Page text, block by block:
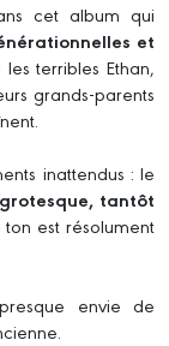
cet album qui
et
les terribles Ethan,
grands-parents
inattendus : le
tantôt
ton est résolument
envie de